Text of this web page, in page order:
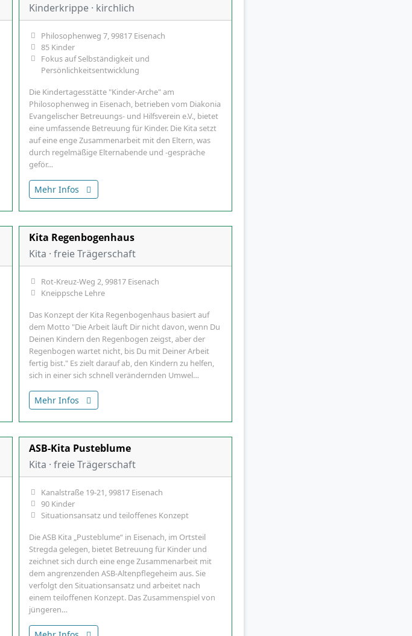
Kinderkrippe · kirchlich
Philosophenweg 7, 99817 Eisenach
85 Kinder
Fokus auf Selbständigkeit und
Persönlichkeitsentwicklung
Die Kindertagesstätte "Kinder-Arche" am
Philosophenweg in Eisenach, betrieben vom Diakonia
Evangelischer Betreuungs- und Hilfsverein e.V., bietet
eine umfassende Betreuung für Kinder. Die Kita setzt
auf eine enge Zusammenarbeit mit den Eltern, was
durch regelmäßige Elternabende und -gespräche
geför…
Mehr Infos
Kita Regenbogenhaus
Kita · freie Trägerschaft
Rot-Kreuz-Weg 2, 99817 Eisenach
Kneippsche Lehre
Das Konzept der Kita Regenbogenhaus basiert auf
dem Motto "Die Arbeit läuft Dir nicht davon, wenn Du
Deinen Kindern den Regenbogen zeigst, aber der
Regenbogen wartet nicht, bis Du mit Deiner Arbeit
fertig bist." Es zielt darauf ab, den Kindern zu helfen,
sich in einer sich schnell verändernden Umwel…
Mehr Infos
ASB-Kita Pusteblume
Kita · freie Trägerschaft
Kanalstraße 19-21, 99817 Eisenach
90 Kinder
Situationsansatz und teiloffenes Konzept
Die ASB Kita „Pusteblume“ in Eisenach, im Ortsteil
Stregda gelegen, bietet Betreuung für Kinder und
zeichnet sich durch eine enge Zusammenarbeit mit
dem angrenzenden ASB-Altenpflegeheim aus. Sie
verfolgt den Situationsansatz und arbeitet nach
einem teiloffenen Konzept. Das Zusammenspiel von
jüngeren…